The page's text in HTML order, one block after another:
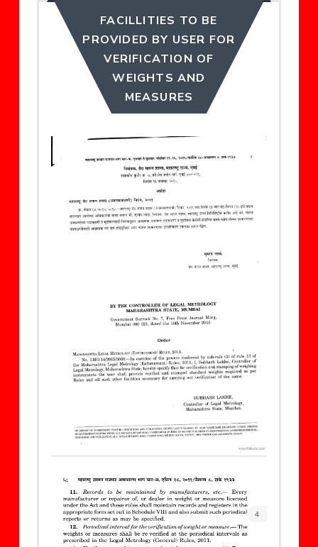
FACILLITIES TO BE
PROVIDED BY USER FOR
VERIFICATION OF
WEIGHTS AND
MEASURES